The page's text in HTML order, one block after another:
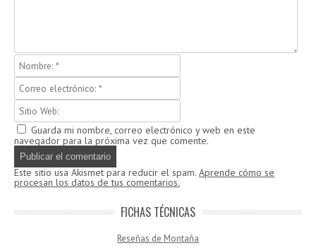
Guarda mi nombre, correo electrónico y web en este
navegador para la próxima vez que comente.
Este sitio usa Akismet para reducir el spam. Aprende cómo se
procesan los datos de tus comentarios.
FICHAS TÉCNICAS
Reseñas de Montaña